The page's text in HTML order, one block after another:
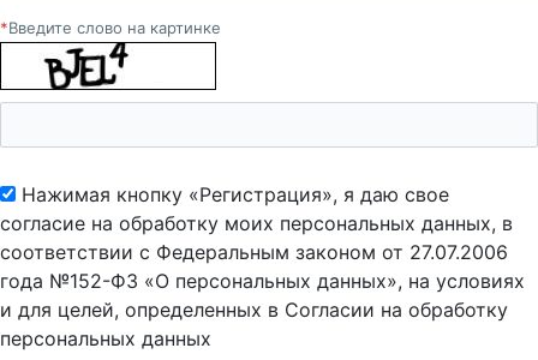
*Введите слово на картинке
Нажимая кнопку «Регистрация», я даю свое
согласие на обработку моих персональных данных, в
соответствии с Федеральным законом от 27.07.2006
года №152-ФЗ «О персональных данных», на условиях
и для целей, определенных в Согласии на обработку
персональных данных